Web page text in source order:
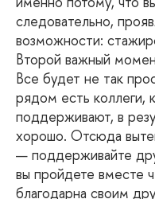
следовательно,
возможности:
Второй важный
Все будет не так
рядом есть коллеги,
поддерживают, в
хорошо. Отсюда
— поддерживайте
вы пройдете вместе
благодарна своим